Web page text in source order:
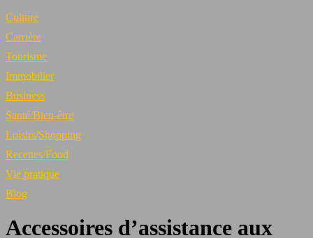
Culture
Carrière
Tourisme
Immobilier
Business
Santé/Bien-être
Loisirs/Shopping
Recettes/Food
Vie pratique
Blog
Accessoires d’assistance aux